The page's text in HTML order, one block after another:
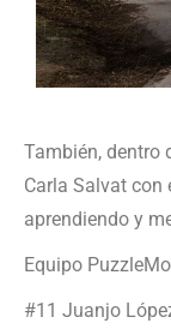
También, dentro
Carla Salvat con
aprendiendo y
Equipo
#11 Juanjo